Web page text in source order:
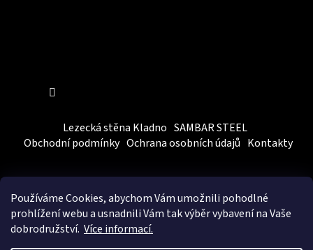
Používáme Cookies, abychom Vámumožnili pohodlné
prohlížení webu a usnadnili Vám tak výběr vybavení na Vaše
dobrodružství. Více informací.
Lezecká stěna Kladno SAMBAR STEEL
Obchodní podmínky Ochrana osobních údajů Kontakty
Vytvořil Shoptet